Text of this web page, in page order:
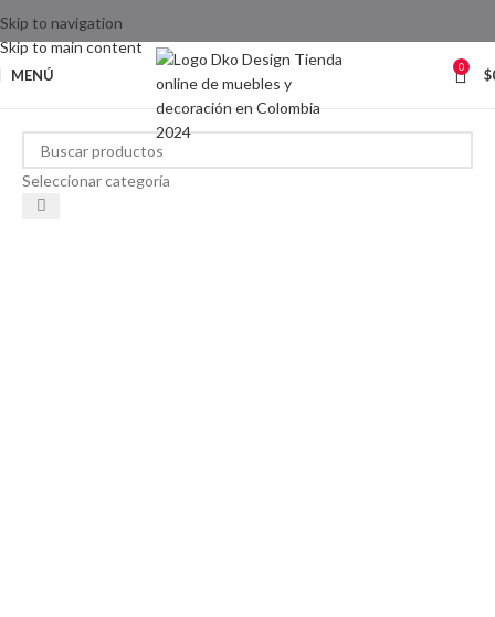
Skip to navigation
Skip to main content
MENÚ 0 $
Seleccionar categoría